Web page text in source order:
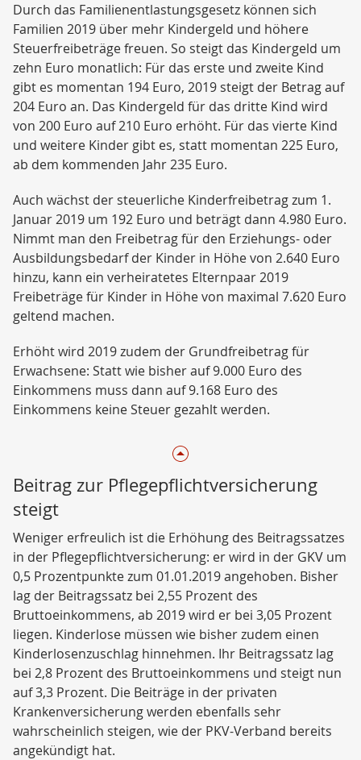
Durch das Familienentlastungsgesetz können sich
Familien 2019 über mehr Kindergeld und höhere
Steuerfreibeträge freuen. So steigt das Kindergeld um
zehn Euro monatlich: Für das erste und zweite Kind
gibt es momentan 194 Euro, 2019 steigt der Betrag auf
204 Euro an. Das Kindergeld für das dritte Kind wird
von 200 Euro auf 210 Euro erhöht. Für das vierte Kind
und weitere Kinder gibt es, statt momentan 225 Euro,
ab dem kommenden Jahr 235 Euro.
Auch wächst der steuerliche Kinderfreibetrag zum 1.
Januar 2019 um 192 Euro und beträgt dann 4.980 Euro.
Nimmt man den Freibetrag für den Erziehungs- oder
Ausbildungsbedarf der Kinder in Höhe von 2.640 Euro
hinzu, kann ein verheiratetes Elternpaar 2019
Freibeträge für Kinder in Höhe von maximal 7.620 Euro
geltend machen.
Erhöht wird 2019 zudem der Grundfreibetrag für
Erwachsene: Statt wie bisher auf 9.000 Euro des
Einkommens muss dann auf 9.168 Euro des
Einkommens keine Steuer gezahlt werden.
Beitrag zur Pflegepflichtversicherung
steigt
Weniger erfreulich ist die Erhöhung des Beitragssatzes
in der Pflegepflichtversicherung: er wird in der GKV um
0,5 Prozentpunkte zum 01.01.2019 angehoben. Bisher
lag der Beitragssatz bei 2,55 Prozent des
Bruttoeinkommens, ab 2019 wird er bei 3,05 Prozent
liegen. Kinderlose müssen wie bisher zudem einen
Kinderlosenzuschlag hinnehmen. Ihr Beitragssatz lag
bei 2,8 Prozent des Bruttoeinkommens und steigt nun
auf 3,3 Prozent. Die Beiträge in der privaten
Krankenversicherung werden ebenfalls sehr
wahrscheinlich steigen, wie der PKV-Verband bereits
angekündigt hat.